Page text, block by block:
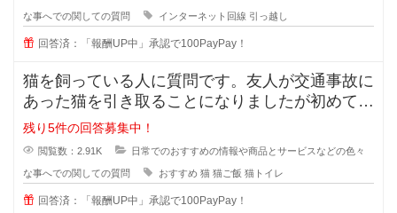
な事へでの関しての質問 インターネット回線 引っ越し
回答済：「報酬UP中」承認で100PayPay！
猫を飼っている人に質問です。友人が交通事故に
あった猫を引き取ることになりましたが初めて猫
を育てることになったそうで、ご飯
残り5件の回答募集中！
閲覧数：2.91K 日常でのおすすめの情報や商品とサービスなどの色々
な事へでの関しての質問 おすすめ 猫 猫ご飯 猫トイレ
回答済：「報酬UP中」承認で100PayPay！